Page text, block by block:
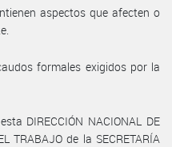
aspectos que afecten o
formales exigidos por la
DIRECCIÓN NACIONAL DE
TRABAJO de la SECRETARÍA